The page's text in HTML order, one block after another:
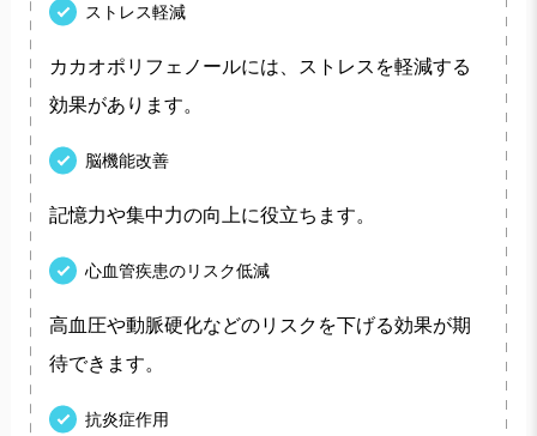
ストレス軽減
カカオポリフェノールには、ストレスを軽減する
効果があります。
脳機能改善
記憶力や集中力の向上に役立ちます。
心血管疾患のリスク低減
高血圧や動脈硬化などのリスクを下げる効果が期
待できます。
抗炎症作用